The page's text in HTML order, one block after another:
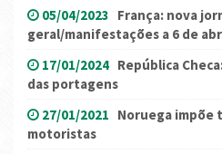
05/04/2023 França: nova
geral/manifestações a 6 de
17/01/2024 República
das portagens
27/01/2021 Noruega impõe
motoristas